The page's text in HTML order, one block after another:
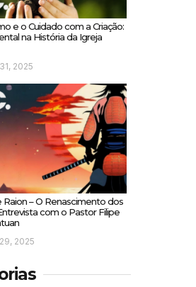
e o Cuidado com a Criação:
na História da Igreja
2025
Raion – O Renascimento dos
com o Pastor Filipe
2025